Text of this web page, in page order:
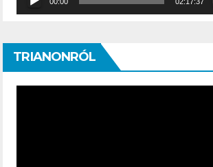
TRIANONRÓL